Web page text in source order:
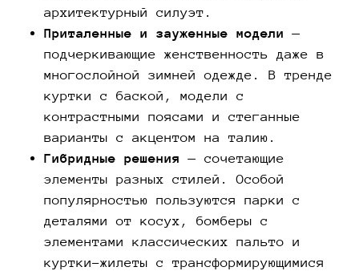
архитектурный силуэт.
Приталенные и зауженные модели —
подчеркивающие женственность даже в
многослойной зимней одежде. В тренде
куртки с баской, модели с
контрастными поясами и стеганные
варианты с акцентом на талию.
Гибридные решения — сочетающие
элементы разных стилей. Особой
популярностью пользуются парки с
деталями от косух, бомберы с
элементами классических пальто и
куртки-жилеты с трансформирующимися